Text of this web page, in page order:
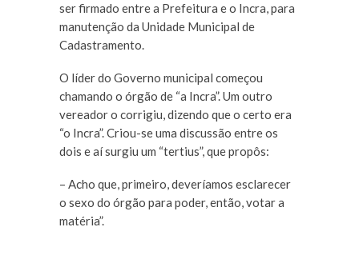
ser firmado entre a Prefeitura e o Incra, para
manutenção da Unidade Municipal de
Cadastramento.
O líder do Governo municipal começou
chamando o órgão de “a Incra”. Um outro
vereador o corrigiu, dizendo que o certo era
“o Incra”. Criou-se uma discussão entre os
dois e aí surgiu um “tertius”, que propôs:
– Acho que, primeiro, deveríamos esclarecer
o sexo do órgão para poder, então, votar a
matéria”.